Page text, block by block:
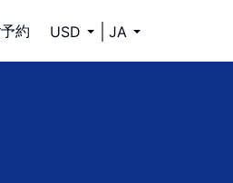
約 USD JA